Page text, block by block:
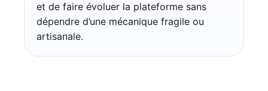
et de faire évoluer la plateforme sans
dépendre d’une mécanique fragile ou
artisanale.